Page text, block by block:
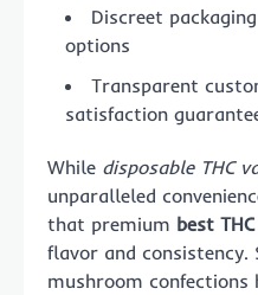
Discreet
options
Transparent
satisfaction
While disposable THC
unparalleled
that premium best
flavor and consistency.
mushroom confections